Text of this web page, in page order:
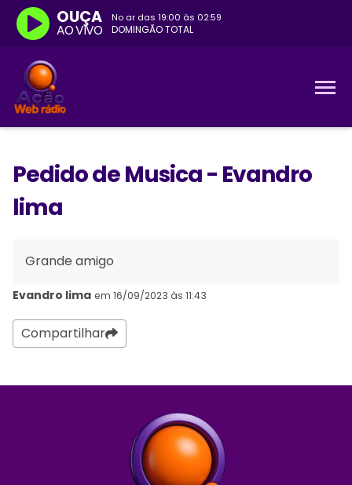
No ar das 19:00 às 02:59
DOMINGÃO TOTAL
OUÇA
AO VIVO
Pedido de Musica - Evandro
lima
Grande amigo
Evandro lima em 16/09/2023 às 11:43
Compartilhar